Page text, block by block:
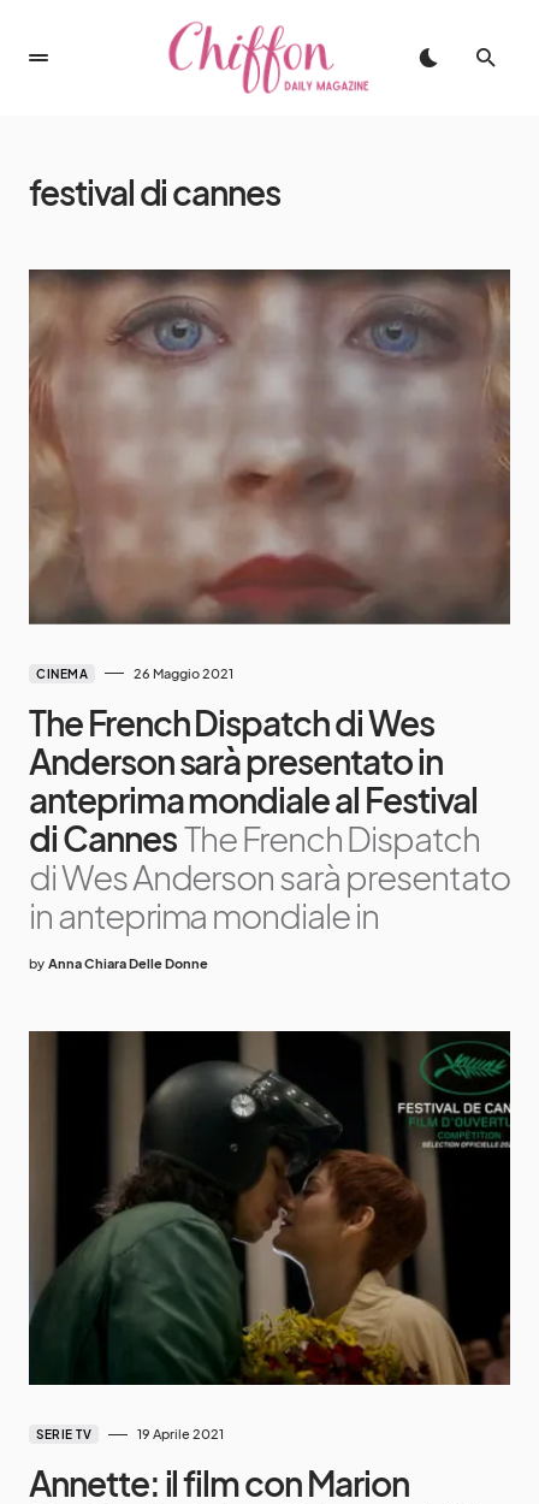
festival di cannes
CINEMA 26 Maggio 2021
The French Dispatch di Wes
Anderson sarà presentato in
anteprima mondiale al Festival
di CannesThe French Dispatch
di Wes Anderson sarà presentato
in anteprima mondiale in
by Anna Chiara Delle Donne
SERIE TV 19 Aprile 2021
Annette: il film con Marion